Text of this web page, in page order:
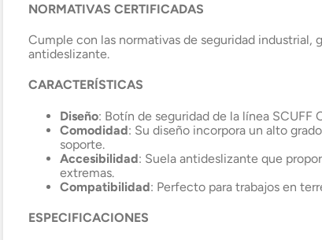
NORMATIVAS CERTIFICADAS
Cumple con las normativas de seguridad
antideslizante.
CARACTERÍSTICAS
Diseño: Botín de seguridad de la línea
Comodidad: Su diseño incorpora un alto
soporte.
Accesibilidad: Suela antideslizante que
extremas.
Compatibilidad: Perfecto para trabajos en
ESPECIFICACIONES